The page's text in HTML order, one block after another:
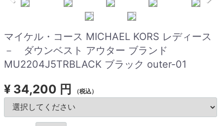
マイケル・コース MICHAEL KORS レディース
－ ダウンベスト アウター ブランド
MU2204J5TRBLACK ブラック outer-01
¥ 34,200 円 （税込）